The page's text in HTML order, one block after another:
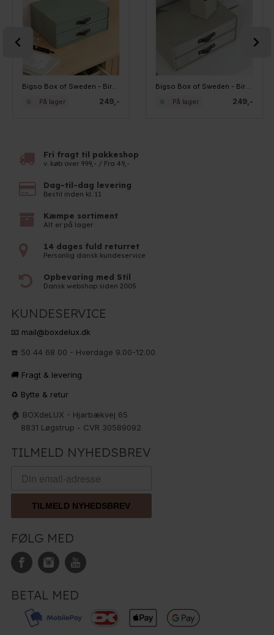
Bigso Box of Sweden - Birger - Skuffedarium, Soft Teal
249,-
På lager
Bigso Box of Sweden - Birger - Skuffedarium, Linen
249,-
På lager
Fri fragt til pakkeshop
v. køb over 999,- / Fra 49,-
Dag-til-dag levering
Bestil inden kl. 11
Kæmpe sortiment
Alt er på lager
14 dages fuld returret
Personlig dansk kundeservice
Opbevaring med Stil
Dansk webshop siden 2005
KUNDESERVICE
📧 mail@boxdelux.dk
☎️ 50 44 68 00 - Hverdage 9.00-12.00
🚚 Fragt & levering
♻️ Bytte & retur
🏠 BOXdeLUX - Hjarbækvej 65
8831 Løgstrup - CVR 30589092
TILMELD NYHEDSBREV
TILMELD NYHEDSBREV
FØLG MED
BETAL MED